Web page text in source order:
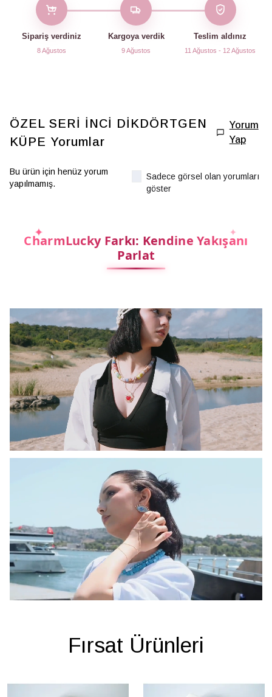
Sipariş verdiniz
8 Ağustos
Kargoya verdik
9 Ağustos
Teslim aldınız
11 Ağustos - 12 Ağustos
ÖZEL SERİ İNCİ DİKDÖRTGEN
KÜPE Yorumlar
Yorum
Yap
Bu ürün için henüz yorum
yapılmamış.
Sadece görsel olan yorumları
göster
CharmLucky Farkı: Kendine Yakışanı
Parlat
Fırsat Ürünleri